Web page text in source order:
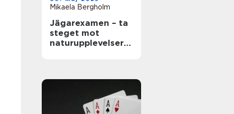
Mikaela Bergholm
Jägarexamen – ta
steget mot
naturupplevelser